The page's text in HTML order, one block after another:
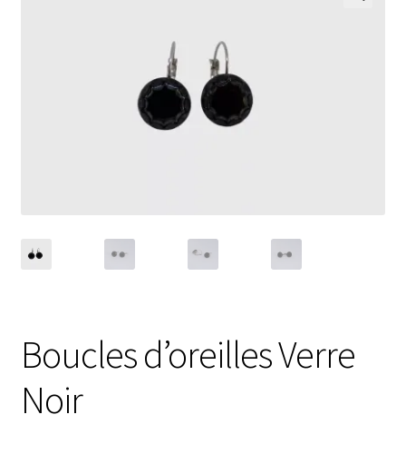
Boucles d’oreilles Verre
Noir